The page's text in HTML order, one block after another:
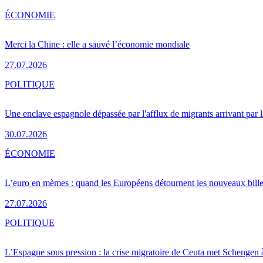
Merci la Chine : elle a sauvé l’économie mondiale
27.07.2026
ÉCONOMIE
Une enclave espagnole dépassée par l'afflux de migrants arrivant par
30.07.2026
POLITIQUE
L’euro en mèmes : quand les Européens détournent les nouveaux
27.07.2026
ÉCONOMIE
L’Espagne sous pression : la crise migratoire de Ceuta met Schengen
POLITIQUE